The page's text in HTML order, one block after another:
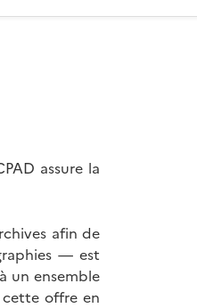
assure la
afin de
— est
un ensemble
cette offre en